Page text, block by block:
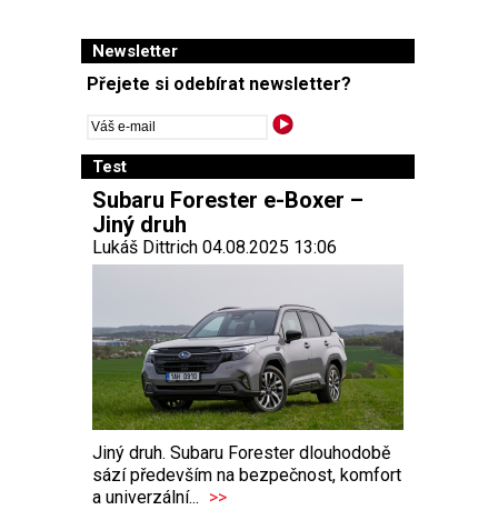
Newsletter
Přejete si odebírat newsletter?
Test
Subaru Forester e-Boxer –
Jiný druh
Lukáš Dittrich 04.08.2025 13:06
Jiný druh. Subaru Forester dlouhodobě
sází především na bezpečnost, komfort
a univerzální... >>